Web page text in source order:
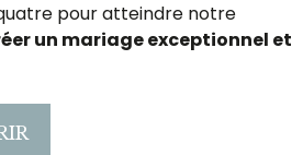
pour atteindre notre
un mariage e xceptionnel et